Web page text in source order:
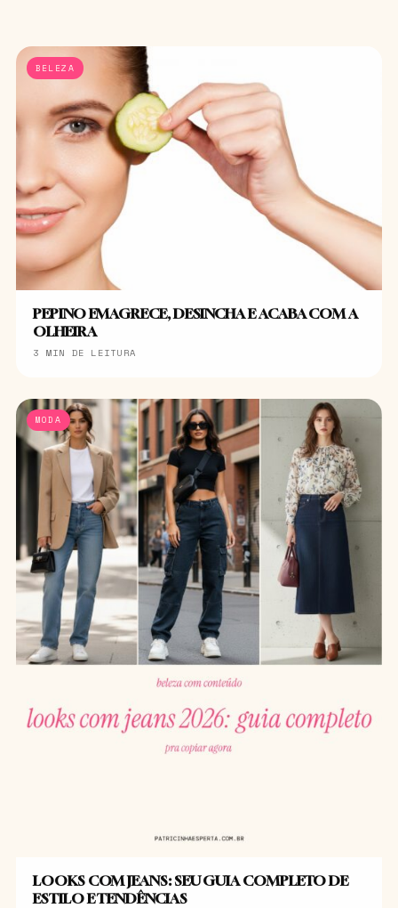
BELEZA
PEPINO EMAGRECE, DESINCHA E ACABA COM A
OLHEIRA
3 MIN DE LEITURA
MODA
LOOKS COM JEANS: SEU GUIA COMPLETO DE
ESTILO E TENDÊNCIAS